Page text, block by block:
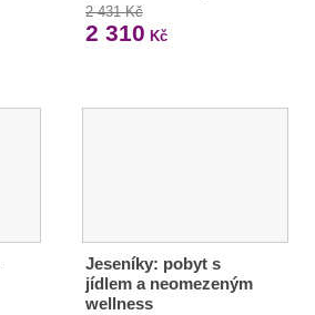
2 431 Kč
2 310 Kč
Jeseníky: pobyt s
jídlem a neomezeným
wellness